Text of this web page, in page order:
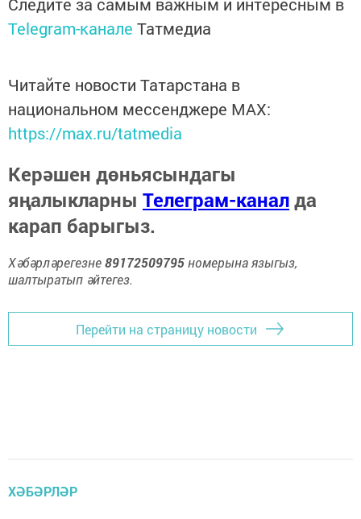
Telegram-канале Татмедиа
Читайте новости Татарстана в
национальном мессенджере MАХ:
https://max.ru/tatmedia
Керәшен дөньясындагы
яңалыкларны Телеграм-каналда
карап барыгыз.
Хәбәрләрегезне89172509795номерына языгыз,
шалтыратып әйтегез.
Перейти на страницу новости
ХӘБӘРЛӘР